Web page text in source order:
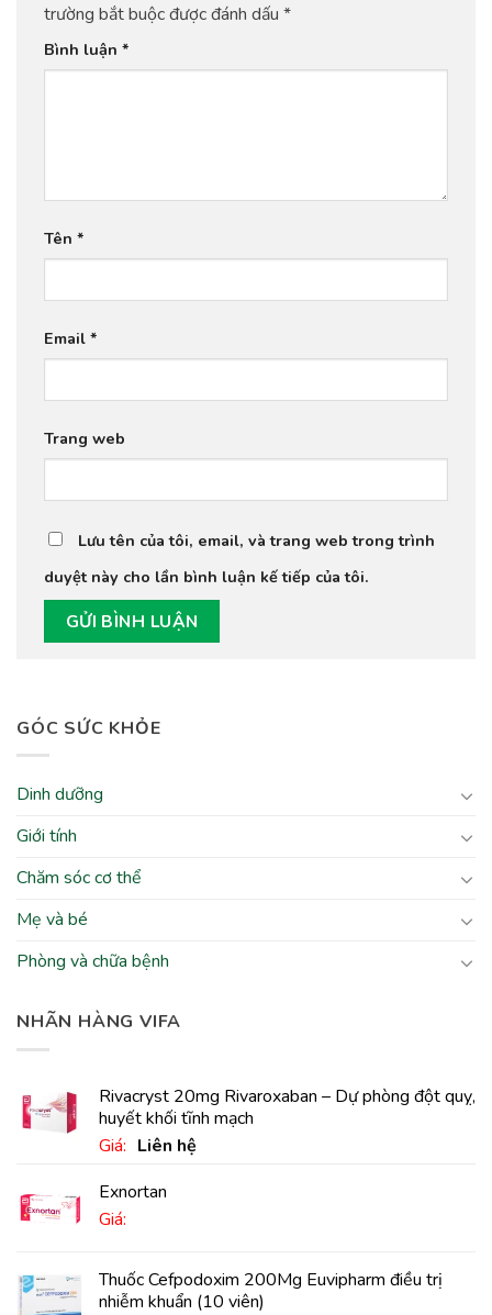
GÓC SỨC KHỎE
Dinh dưỡng
Giới tính
Chăm sóc cơ thể
Mẹ và bé
Phòng và chữa bệnh
NHÃN HÀNG VIFA
Rivacryst 20mg Rivaroxaban – Dự phòng đột quỵ,
huyết khối tĩnh mạch
Giá: Liên hệ
Exnortan
Giá:
Thuốc Cefpodoxim 200Mg Euvipharm điều trị
nhiễm khuẩn (10 viên)
trường bắt buộc được đánh dấu *
Bình luận *
Tên *
Email *
Trang web
Lưu tên của tôi, email, và trang web trong trình
duyệt này cho lần bình luận kế tiếp của tôi.